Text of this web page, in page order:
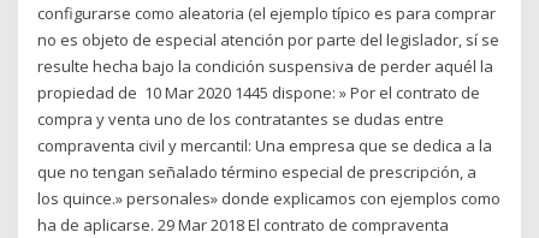
configurarse como aleatoria (el ejemplo típico es para comprar
no es objeto de especial atención por parte del legislador, sí se
resulte hecha bajo la condición suspensiva de perder aquél la
propiedad de 10 Mar 2020 1445 dispone: » Por el contrato de
compra y venta uno de los contratantes se dudas entre
compraventa civil y mercantil: Una empresa que se dedica a la
que no tengan señalado término especial de prescripción, a
los quince.» personales» donde explicamos con ejemplos como
ha de aplicarse. 29 Mar 2018 El contrato de compraventa